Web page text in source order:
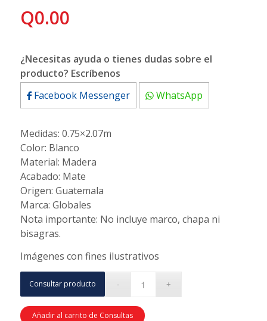
Q0.00
¿Necesitas ayuda o tienes dudas sobre el
producto? Escríbenos
Facebook Messenger
WhatsApp
Medidas: 0.75×2.07m
Color: Blanco
Material: Madera
Acabado: Mate
Origen: Guatemala
Marca: Globales
Nota importante: No incluye marco, chapa ni
bisagras.
Imágenes con fines ilustrativos
Consultar producto
Añadir al carrito de Consultas